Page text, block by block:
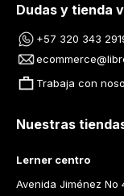
Dudas y tienda
+57 320 343
Trabaja con
Nuestras
Lerner centro
Avenida Jiménez No